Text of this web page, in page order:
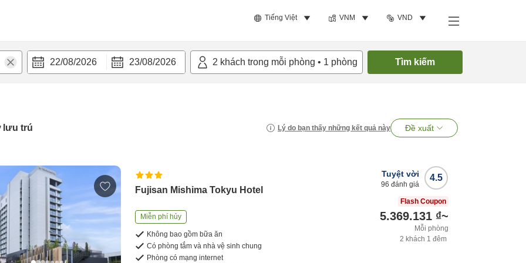
Tiếng Việt VNM VND
22/08/2026 23/08/2026 2 khách trong mỗi phòng • 1 phòng Tìm kiếm
lưu trú Lý do bạn thấy những kết quả này Đề xuất
Fujisan Mishima Tokyu Hotel
Miễn phí hủy
Không bao gồm bữa ăn
Có phòng tắm và nhà vệ sinh chung
Phòng có mạng internet
4.5
Tuyệt vời
96 đánh giá
Flash Coupon
5.369.131 ₫~
Mỗi phòng
2 khách 1 đêm